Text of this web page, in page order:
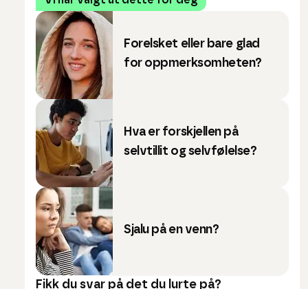
Forelsket eller bare glad
for oppmerksomheten?
Hva er forskjellen på
selvtillit og selvfølelse?
Sjalu på en venn?
Fikk du svar på det du lurte på?